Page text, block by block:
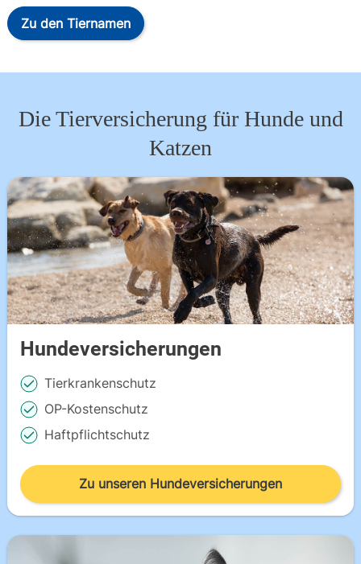
Zu den Tiernamen
Die Tierversicherung für Hunde und
Katzen
Hundeversicherungen
Tierkrankenschutz
OP-Kostenschutz
Haftpflichtschutz
Zu unseren Hundeversicherungen